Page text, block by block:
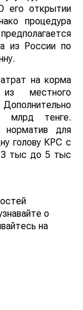
его открытии
процедура
из России по
на корма
из местного
млрд тенге.
норматив для
голову КРС с
тыс до 5 тыс
о
на